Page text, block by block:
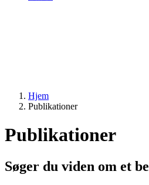
Hjem
Publikationer
Publikationer
Søger du viden om et